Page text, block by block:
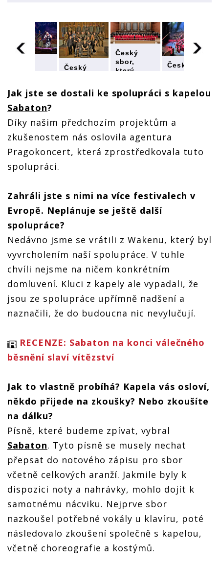
zpívá se
Sabatonem
interview:
tajně
zkoušel
evropské
turné v
v Plzni!
Český
zpívá se
Sabaton
zkoušel
evropské
turné v
Český
sbor,
který
Sabatonem
interview:
zkoušel
evropské
turné v
kulturáku
Český
zpívá se
Sabatonem
tajně
zkoušel
turné v
Jak jste se dostali ke spolupráci s kapelou
Sabaton?
Díky našim předchozím projektům a
zkušenostem nás oslovila agentura
Pragokoncert, která zprostředkovala tuto
spolupráci.
Zahráli jste s nimi na více festivalech v
Evropě. Neplánuje se ještě další
spolupráce?
Nedávno jsme se vrátili z Wakenu, který byl
vyvrcholením naší spolupráce. V tuhle
chvíli nejsme na ničem konkrétním
domluvení. Kluci z kapely ale vypadali, že
jsou ze spolupráce upřímně nadšení a
naznačili, že do budoucna nic nevylučují.
RECENZE: Sabaton na konci válečného
běsnění slaví vítězství
Jak to vlastně probíhá? Kapela vás osloví,
někdo přijede na zkoušky? Nebo zkoušíte
na dálku?
Písně, které budeme zpívat, vybral
Sabaton. Tyto písně se musely nechat
přepsat do notového zápisu pro sbor
včetně celkových aranží. Jakmile byly k
dispozici noty a nahrávky, mohlo dojít k
samotnému nácviku. Nejprve sbor
nazkoušel potřebné vokály u klavíru, poté
následovalo zkoušení společně s kapelou,
včetně choreografie a kostýmů.